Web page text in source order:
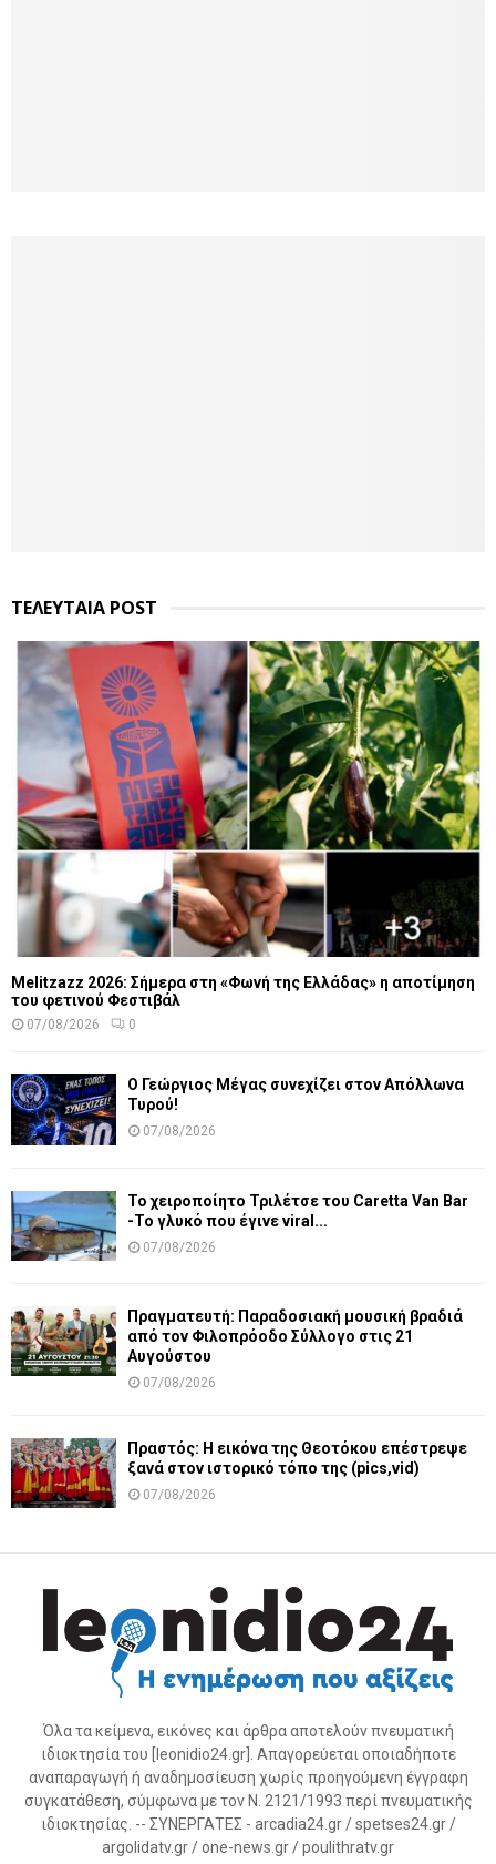
ΤΕΛΕΥΤΑΙΑ POST
Melitzazz 2026: Σήμερα στη «Φωνή της Ελλάδας» η αποτίμηση
του φετινού Φεστιβάλ
07/08/2026 0
Ο Γεώργιος Μέγας συνεχίζει στον Απόλλωνα
Τυρού!
07/08/2026
Το χειροποίητο Τριλέτσε του Caretta Van Bar
-Το γλυκό που έγινε viral...
07/08/2026
Πραγματευτή: Παραδοσιακή μουσική βραδιά
από τον Φιλοπρόοδο Σύλλογο στις 21
Αυγούστου
07/08/2026
Πραστός: Η εικόνα της Θεοτόκου επέστρεψε
ξανά στον ιστορικό τόπο της (pics,vid)
07/08/2026
Όλα τα κείμενα, εικόνες και άρθρα αποτελούν πνευματική
ιδιοκτησία του [leonidio24.gr]. Απαγορεύεται οποιαδήποτε
αναπαραγωγή ή αναδημοσίευση χωρίς προηγούμενη έγγραφη
συγκατάθεση, σύμφωνα με τον Ν. 2121/1993 περί πνευματικής
ιδιοκτησίας. -- ΣΥΝΕΡΓΑΤΕΣ - arcadia24.gr / spetses24.gr /
argolidatv.gr / one-news.gr / poulithratv.gr